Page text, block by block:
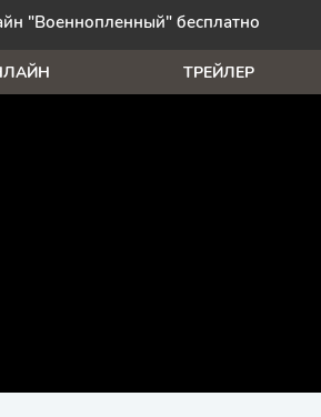
"Военнопленный" бесплатно
ТРЕЙЛЕР